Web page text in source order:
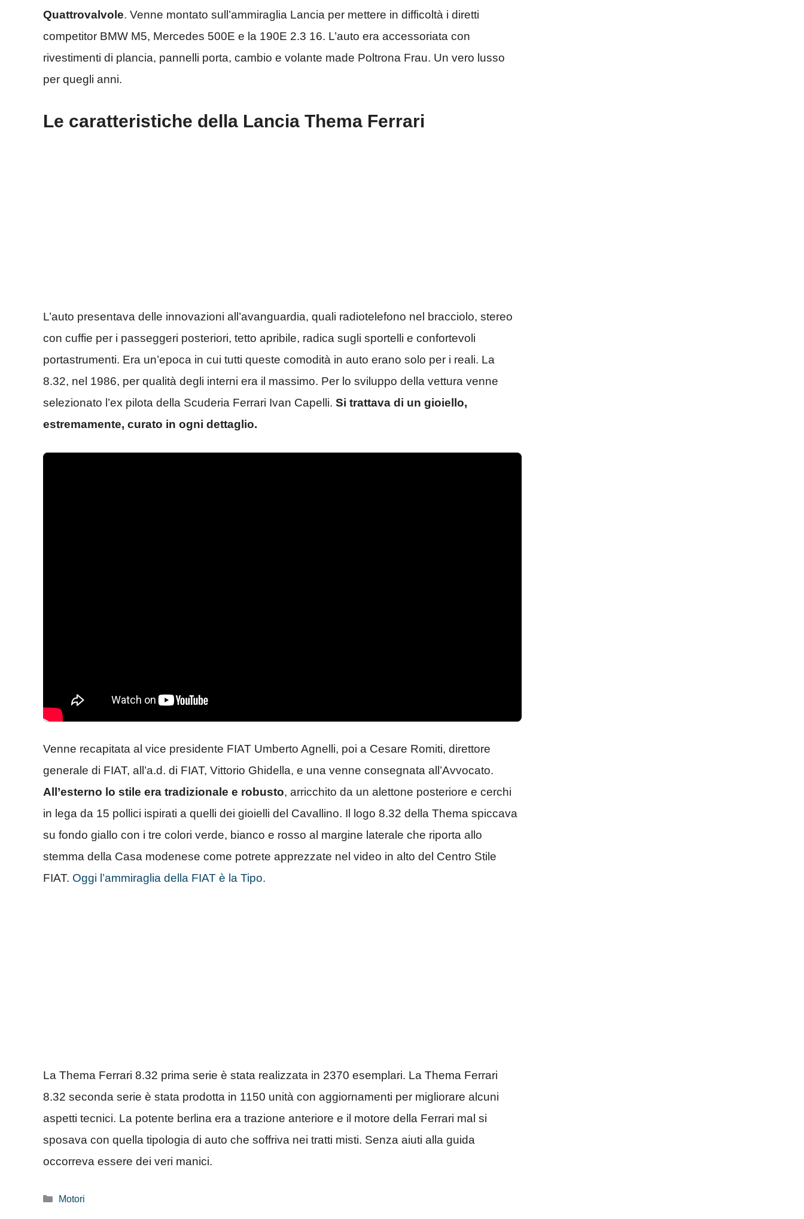
Quattrovalvole. Venne montato sull’ammiraglia Lancia per mettere in difficoltà i diretti
competitor BMW M5, Mercedes 500E e la 190E 2.3 16. L’auto era accessoriata con
rivestimenti di plancia, pannelli porta, cambio e volante made Poltrona Frau. Un vero lusso
per quegli anni.
Le caratteristiche della Lancia Thema Ferrari
L’auto presentava delle innovazioni all’avanguardia, quali radiotelefono nel bracciolo, stereo
con cuffie per i passeggeri posteriori, tetto apribile, radica sugli sportelli e confortevoli
portastrumenti. Era un’epoca in cui tutti queste comodità in auto erano solo per i reali. La
8.32, nel 1986, per qualità degli interni era il massimo. Per lo sviluppo della vettura venne
selezionato l’ex pilota della Scuderia Ferrari Ivan Capelli. Si trattava di un gioiello,
estremamente, curato in ogni dettaglio.
Venne recapitata al vice presidente FIAT Umberto Agnelli, poi a Cesare Romiti, direttore
generale di FIAT, all’a.d. di FIAT, Vittorio Ghidella, e una venne consegnata all’Avvocato.
All’esterno lo stile era tradizionale e robusto, arricchito da un alettone posteriore e cerchi
in lega da 15 pollici ispirati a quelli dei gioielli del Cavallino. Il logo 8.32 della Thema spiccava
su fondo giallo con i tre colori verde, bianco e rosso al margine laterale che riporta allo
stemma della Casa modenese come potrete apprezzate nel video in alto del Centro Stile
FIAT. Oggi l’ammiraglia della FIAT è la Tipo.
La Thema Ferrari 8.32 prima serie è stata realizzata in 2370 esemplari. La Thema Ferrari
8.32 seconda serie è stata prodotta in 1150 unità con aggiornamenti per migliorare alcuni
aspetti tecnici. La potente berlina era a trazione anteriore e il motore della Ferrari mal si
sposava con quella tipologia di auto che soffriva nei tratti misti. Senza aiuti alla guida
occorreva essere dei veri manici.
Categorie
Motori